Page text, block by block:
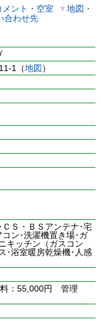
メント・空室 ▼地図・
合わせ先
1（地図 ）
Ｓ・ＢＳアンテナ･宅
ン･洗濯機置き場･ガ
キッチン（ガスコン
･浴室暖房乾燥機･人感
：55,000円 管理